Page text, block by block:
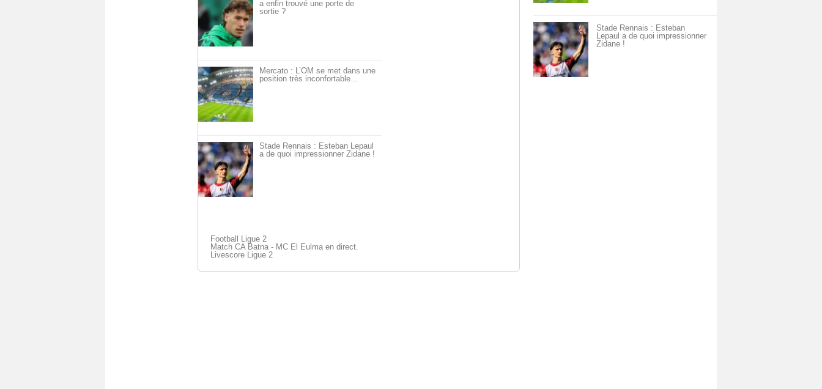
a enfin trouvé une porte de
sortie ?
Mercato : L’OM se met dans une
position très inconfortable…
Stade Rennais : Esteban Lepaul
a de quoi impressionner Zidane !
Football Ligue 2
Match CA Batna - MC El Eulma en direct.
Livescore Ligue 2
Stade Rennais : Esteban
Lepaul a de quoi impressionner
Zidane !